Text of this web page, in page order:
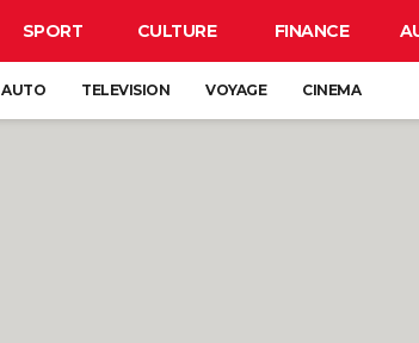
SPORT CULTURE FINANCE
AUTO TELEVISION VOYAGE CINEMA